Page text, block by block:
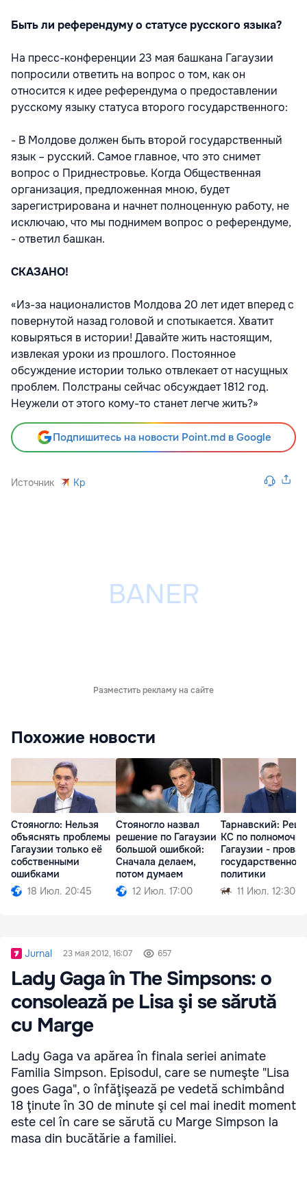
Быть ли референдуму о статусе русского языка?
На пресс-конференции 23 мая башкана Гагаузии
попросили ответить на вопрос о том, как он
относится к идее референдума о предоставлении
русскому языку статуса второго государственного:
- В Молдове должен быть второй государственный
язык – русский. Самое главное, что это снимет
вопрос о Приднестровье. Когда Общественная
организация, предложенная мною, будет
зарегистрирована и начнет полноценную работу, не
исключаю, что мы поднимем вопрос о референдуме,
- ответил башкан.
СКАЗАНО!
«Из-за националистов Молдова 20 лет идет вперед с
повернутой назад головой и спотыкается. Хватит
ковыряться в истории! Давайте жить настоящим,
извлекая уроки из прошлого. Постоянное
обсуждение истории только отвлекает от насущных
проблем. Полстраны сейчас обсуждает 1812 год.
Неужели от этого кому-то станет легче жить?»
Подпишитесь на новости Point.md в Google
Источник Kp
Разместить рекламу на сайте
Похожие новости
Стояногло: Нельзя
объяснять проблемы
Гагаузии только её
собственными
ошибками
18 Июл. 20:45
Стояногло назвал
решение по Гагаузии
большой ошибкой:
Сначала делаем,
потом думаем
12 Июл. 17:00
Тарнавский:
КС по
Гагаузии - провал
государственной
политики
11 Июл. 12:30
Jurnal 23 мая 2012, 16:07 657
Lady Gaga în The Simpsons: o
consolează pe Lisa şi se sărută
cu Marge
Lady Gaga va apărea în finala seriei animate
Familia Simpson. Episodul, care se numeşte "Lisa
goes Gaga", o înfăţişează pe vedetă schimbând
18 ţinute în 30 de minute şi cel mai inedit moment
este cel în care se sărută cu Marge Simpson la
masa din bucătărie a familiei.